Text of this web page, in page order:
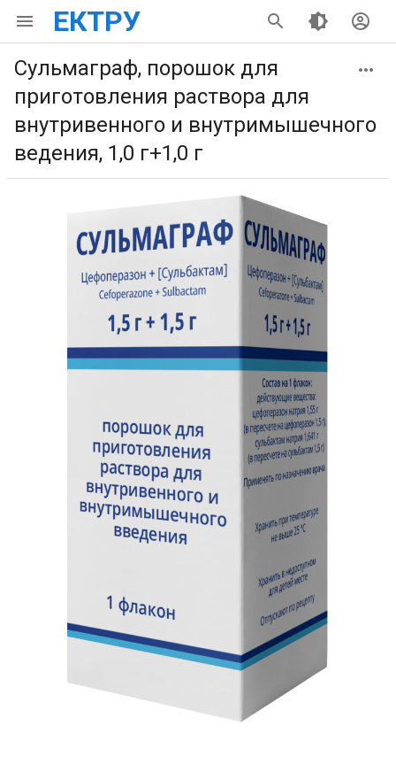
ЕКТРУ
Сульмаграф, порошок для
приготовления раствора для
внутривенного и внутримышечного
ведения, 1,0 г+1,0 г